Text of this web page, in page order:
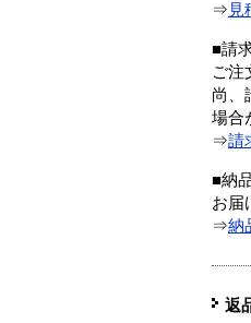
⇒ 見
■請
ご注
尚、
場合
⇒請
■納
お届
⇒納
返